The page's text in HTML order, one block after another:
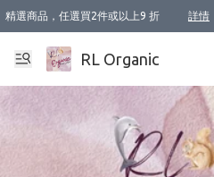
精選商品，任選買2件或以上9 折 詳情
XI周年優惠【新品自由選2件88折/3件85折】
XI周年優惠【Chakra 脈輪平衡自由選2件9
Florame 肌底自由選 2支9折 3支85折
XI周年優惠【蟲蟲退散 · 防衛結界﹞系列2件
Sunki 任選2件95折
BIOFFICINA TOSCANA 任選2支9折 3支85折
Lamav 任選1件9折 2件85折
Mukti Organics 指定產品任選1件9折, 2件
Intelligent Nutrients Skincare 任選2件9折
deodorant 任選2件88折
化妝品 任選2件95折
XI周年優惠【身心靈單品 任選2件9折/3件
XI周年優惠 【精油/香水 任選2件9折/3件85
XI周年優惠【「關節到肌膚」全效養護
XI周年優惠【夏日有機物理防曬套裝2件88折
XI周年優惠【夏日潔面隨意選2件88折/3件
XI周年優惠【逆齡奇蹟抗氧 11 自由選2件
新會員首次購物即享全單 95 折優惠！
成為VIP / VVIP 可享有生日月現金扣減獎賞
選用順豐速運，滿$500 免運費
本地速遞 京東 送住宅/ 工商地址 $400 免運費
澳門訂單選用順豐速運，滿$800 免運費
RL Organic